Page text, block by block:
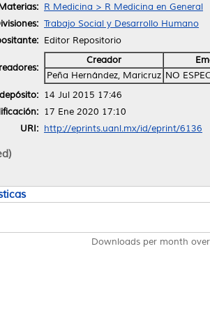
R Medicina > R Medicina en General
Trabajo Social y Desarrollo Humano
Editor Repositorio
Creador
Peña Hernández, Maricruz NO
14 Jul 2015 17:46
17 Ene 2020 17:10
URI: http://eprints.uanl.mx/id/eprint/6136
Downloads per month